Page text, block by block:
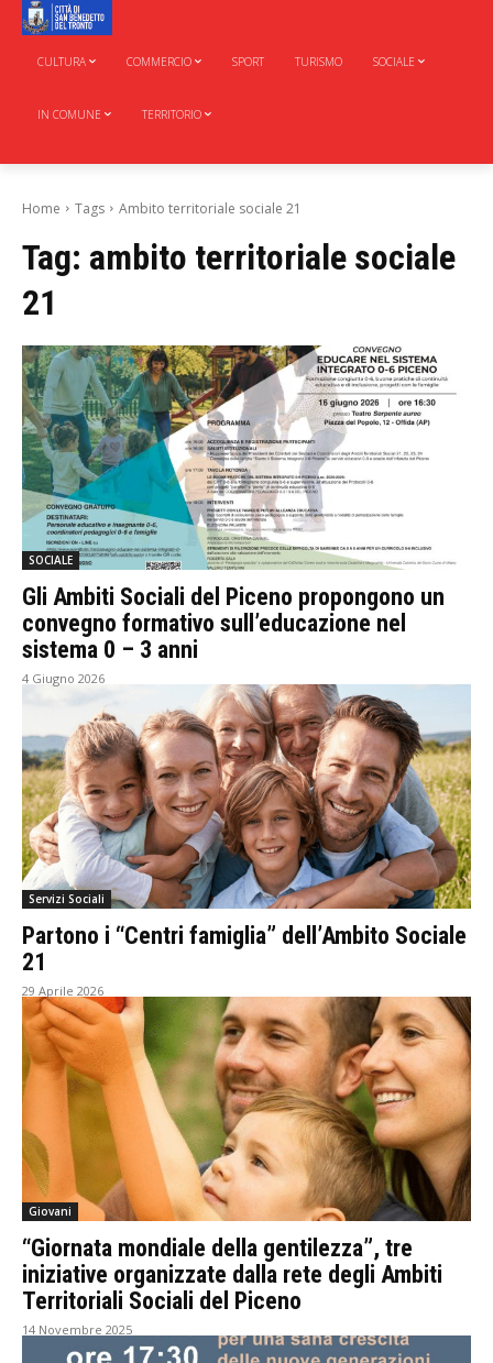
CULTURA COMMERCIO SPORT TURISMO SOCIALE
IN COMUNE TERRITORIO
Home Tags Ambito territoriale sociale 21
Tag: ambito territoriale sociale
21
SOCIALE
Gli Ambiti Sociali del Piceno propongono un
convegno formativo sull’educazione nel
sistema 0 – 3 anni
4 Giugno 2026
Servizi Sociali
Partono i “Centri famiglia” dell’Ambito Sociale
21
29 Aprile 2026
Giovani
“Giornata mondiale della gentilezza”, tre
iniziative organizzate dalla rete degli Ambiti
Territoriali Sociali del Piceno
14 Novembre 2025